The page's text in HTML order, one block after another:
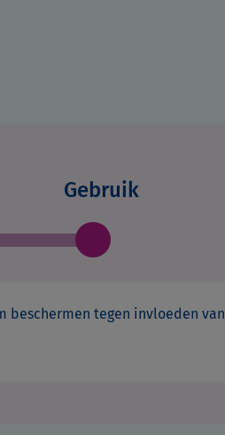
Gebruik
beschermen tegen invloeden van